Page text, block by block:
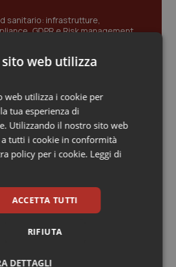
di Trento
& Scompenso
& Rettocolite Ulcerosa
& patologie neurodegenerative
sanitario: infrastrutture,
GDPR e Risk management
dell'Ipertensione resistente:
Infermieristica 2026: nuovi
di responsabilità e autonomia
Medica 2026: guidare team
ad alte prestazioni
applicazioni concrete e
web utilizza
web utilizza i cookie per
tua esperienza di
Utilizzando il nostro sito web
a tutti i cookie in conformità
policy per i cookie. Leggi di
ACCETTA TUTTI
RIFIUTA
DETTAGLI